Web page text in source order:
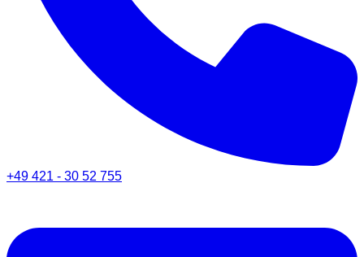
+49 421 - 30 52 755